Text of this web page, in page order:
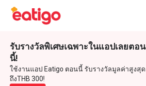
รับรางวัลพิเศษเฉพาะในแอปเลยตอน
นี้!
ใช้งานแอป Eatigo ตอนนี้ รับรางวัลมูลค่าสูงสุด
ถึงTHB 300!